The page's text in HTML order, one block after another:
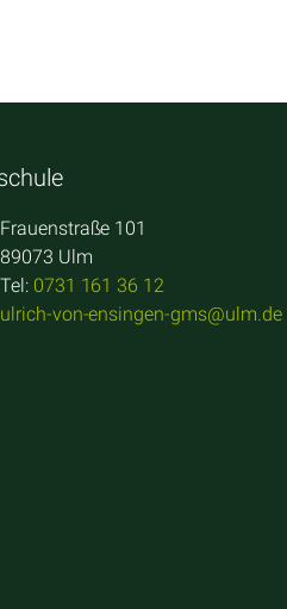
Frauenstraße 101
89073 Ulm
Tel: 0731 161 36 12
ulrich-von-ensingen-gms@ulm.de